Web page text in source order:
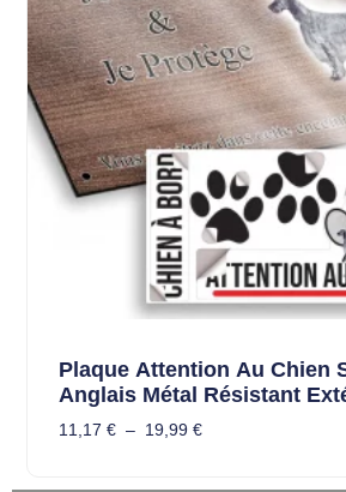
Plaque Attention Au Chien
Anglais Métal Résistant
11,17 € – 19,99 €